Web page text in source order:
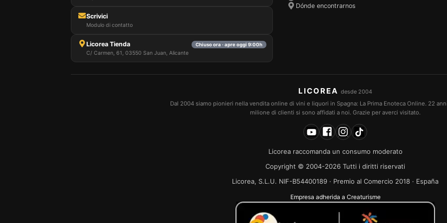
Scrivici
Modulo di contatto
Licorea Tienda Chiuso ora · apre oggi 9:00h
C/ Carmen, 61, 03550 San Juan, Alicante
Dónde encontrarnos
LICOREA desde 2004
Dal 2004 siamo pionieri nella vendita online di vini e liquori in Spagna: La Prima Enoteca Online. 22
milione di clienti si sono affidati a noi. Grazie per averci visitato.
Licorea raccomanda un consumo moderato
Copyright © 2004-2026 Tutti i diritti riservati
Licorea, S.L.U. NIF-B54400189 · Premio al Comercio 2018 · España
Empresa adherida a Creaturisme